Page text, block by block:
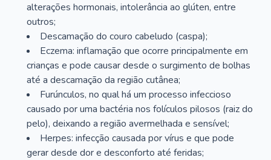
alterações hormonais, intolerância ao glúten, entre
outros;
Descamação do couro cabeludo (caspa);
Eczema: inflamação que ocorre principalmente em
crianças e pode causar desde o surgimento de bolhas
até a descamação da região cutânea;
Furúnculos, no qual há um processo infeccioso
causado por uma bactéria nos folículos pilosos (raiz do
pelo), deixando a região avermelhada e sensível;
Herpes: infecção causada por vírus e que pode
gerar desde dor e desconforto até feridas;